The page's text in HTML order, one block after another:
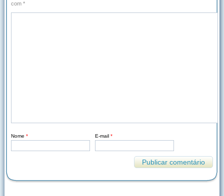
com *
Nome * E-mail *